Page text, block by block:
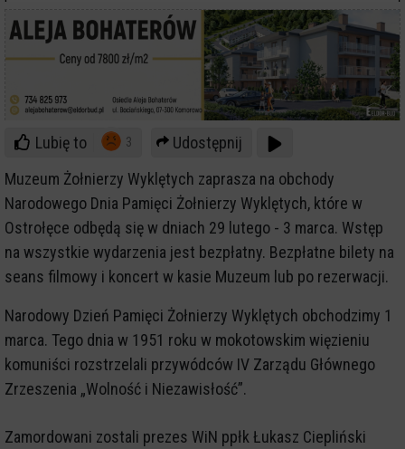
Lubię to 3
Udostępnij
Muzeum Żołnierzy Wyklętych zaprasza na obchody
Narodowego Dnia Pamięci Żołnierzy Wyklętych, które w
Ostrołęce odbędą się w dniach 29 lutego - 3 marca. Wstęp
na wszystkie wydarzenia jest bezpłatny. Bezpłatne bilety na
seans filmowy i koncert w kasie Muzeum lub po rezerwacji.
Narodowy Dzień Pamięci Żołnierzy Wyklętych obchodzimy 1
marca. Tego dnia w 1951 roku w mokotowskim więzieniu
komuniści rozstrzelali przywódców IV Zarządu Głównego
Zrzeszenia „Wolność i Niezawisłość”.
Zamordowani zostali prezes WiN ppłk Łukasz Ciepliński